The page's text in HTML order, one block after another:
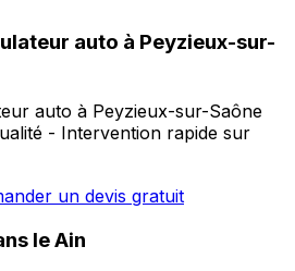
auto à Peyzieux-sur-
auto à Peyzieux-sur-Saône
- Intervention rapide sur
un devis gratuit
leAin